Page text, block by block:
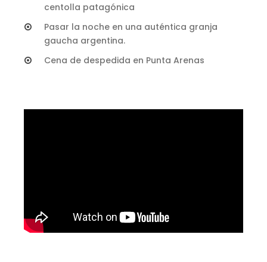
centolla patagónica
Pasar la noche en una auténtica granja
gaucha argentina.
Cena de despedida en Punta Arenas